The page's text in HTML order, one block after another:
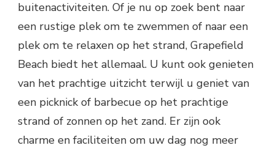
buitenactiviteiten. Of je nu op zoek bent naar
een rustige plek om te zwemmen of naar een
plek om te relaxen op het strand, Grapefield
Beach biedt het allemaal. U kunt ook genieten
van het prachtige uitzicht terwijl u geniet van
een picknick of barbecue op het prachtige
strand of zonnen op het zand. Er zijn ook
charme en faciliteiten om uw dag nog meer